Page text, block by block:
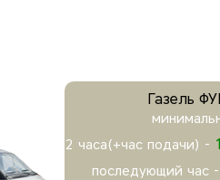
Газель
2 часа(+час подачи) -
последующий час -